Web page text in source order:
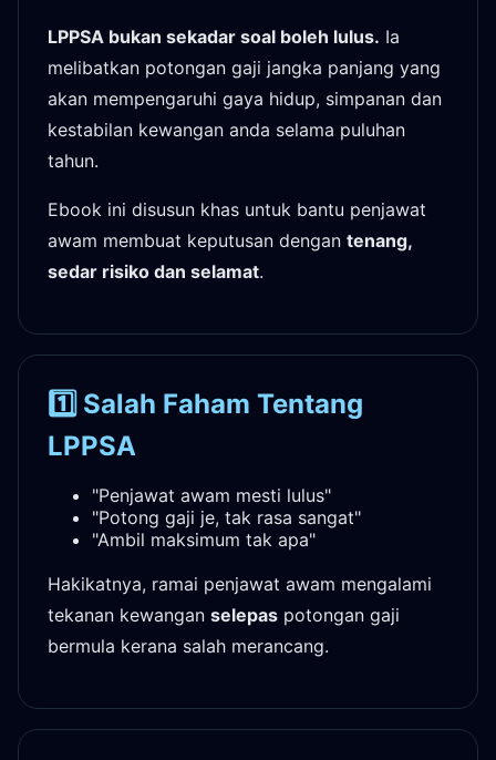
LPPSA bukan sekadar soal boleh lulus. Ia
melibatkan potongan gaji jangka panjang yang
akan mempengaruhi gaya hidup, simpanan dan
kestabilan kewangan anda selama puluhan
tahun.
Ebook ini disusun khas untuk bantu penjawat
awam membuat keputusan dengan tenang,
sedar risiko dan selamat.
1️⃣ Salah Faham Tentang
LPPSA
"Penjawat awam mesti lulus"
"Potong gaji je, tak rasa sangat"
"Ambil maksimum tak apa"
Hakikatnya, ramai penjawat awam mengalami
tekanan kewangan selepas potongan gaji
bermula kerana salah merancang.